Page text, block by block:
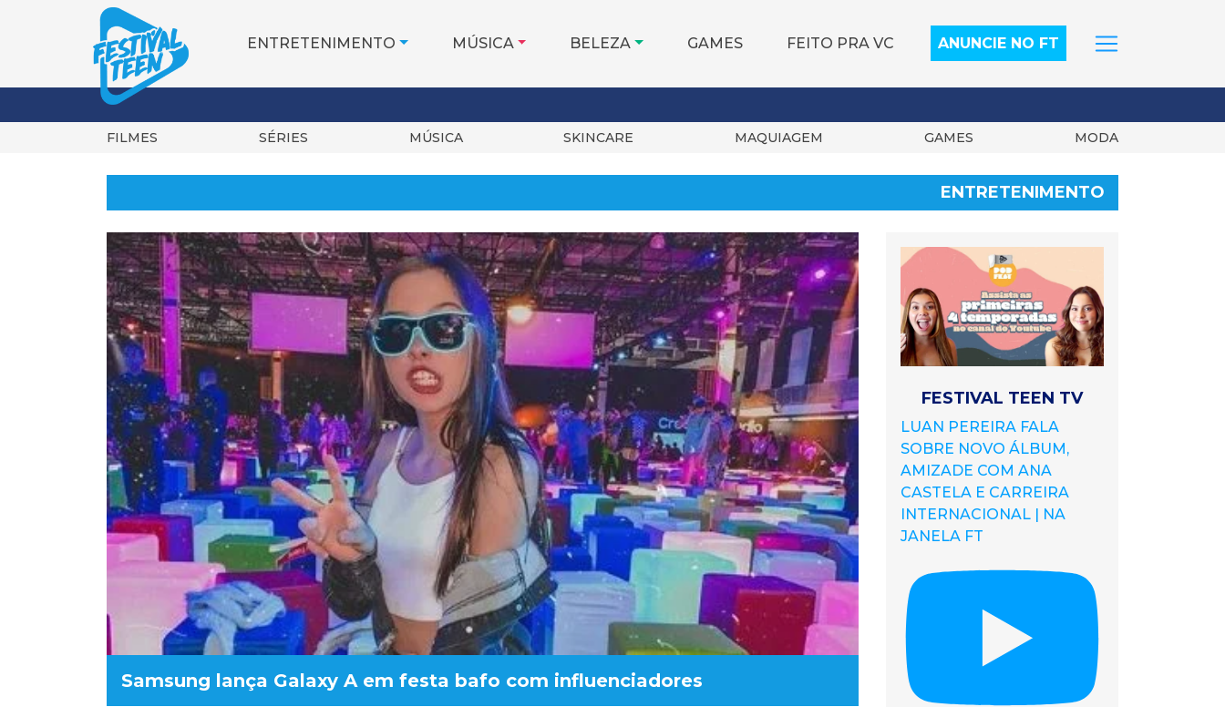
ENTRETENIMENTO MÚSICA BELEZA GAMES FEITO PRA VC ANUNCIE NO FT
FILMES SÉRIES MÚSICA SKINCARE MAQUIAGEM GAMES MODA
ENTRETENIMENTO
Samsung lança Galaxy A em festa bafo com influenciadores
FESTIVAL TEEN TV
LUAN PEREIRA FALA
SOBRE NOVO ÁLBUM,
AMIZADE COM ANA
CASTELA E CARREIRA
INTERNACIONAL | NA
JANELA FT